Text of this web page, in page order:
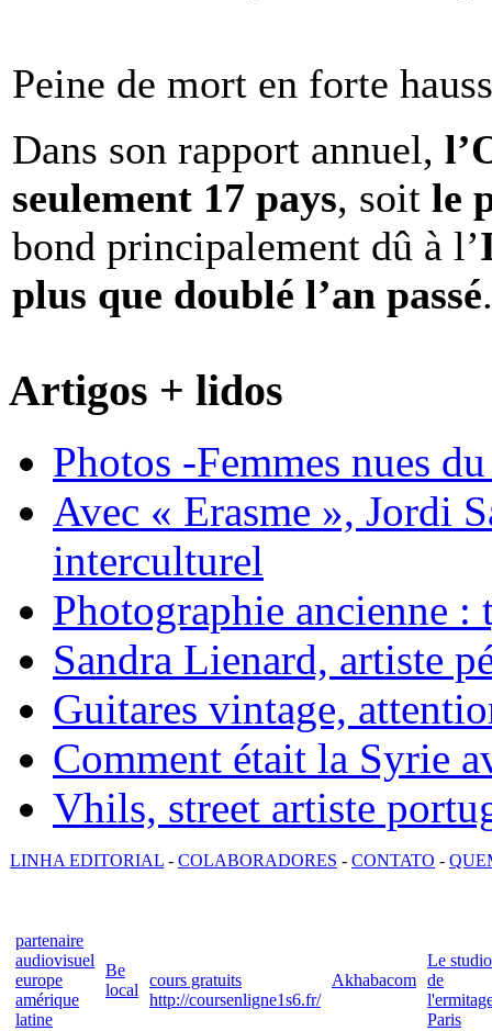
Peine de mort en forte
Dans son rapport annuel,
seulement 17 pays, soit le
bond principalement dû à l’
plus que doublé l’an passé.
Artigos + lidos
Photos -Femmes nues
Avec « Erasme », Jordi
interculturel
Photographie ancienne :
Sandra Lienard, artiste
Guitares vintage,
Comment était la Syrie
Vhils, street artiste
LINHA EDITORIAL - COLABORADORES - CONTATO -
partenaire
audiovisuel
europe
amérique
latine
Be
local
cours gratuits
http://coursenligne1s6.fr/
Akhabacom
Le studio
de
Paris